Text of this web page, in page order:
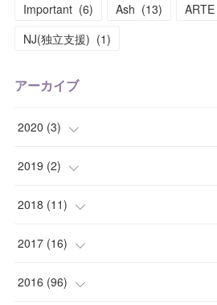
Important (6) Ash (13) ARTE
NJ(独立支援) (1)
アーカイブ
2020 (3)
(1
( 1)
(1)
2019 (2)
( 1)
(1)
2018 (11)
(2)
(1)
2017 (16)
(1)
2016 (96)